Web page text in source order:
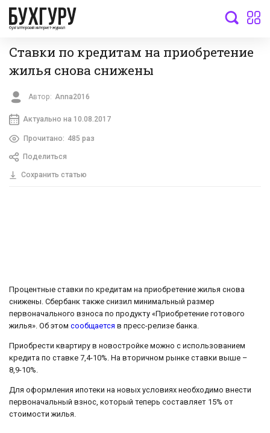
бухгалтерский интернет-журнал
Ставки по кредитам на приобретение
жилья снова снижены
Автор: Anna2016
Актуально на 10.08.2017
Прочитано: 485 раз
Поделиться
Сохранить статью
Процентные ставки по кредитам на приобретение жилья снова
снижены. Сбербанк также снизил минимальный размер
первоначального взноса по продукту «Приобретение готового
жилья». Об этом сообщается в пресс-релизе банка.
Приобрести квартиру в новостройке можно с использованием
кредита по ставке 7,4-10%. На вторичном рынке ставки выше –
8,9-10%.
Для оформления ипотеки на новых условиях необходимо внести
первоначальный взнос, который теперь составляет 15% от
стоимости жилья.